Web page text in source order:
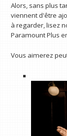
Alors, sans plus
viennent d'être
à regarder, lisez
Paramount Plus
Vous aimerez